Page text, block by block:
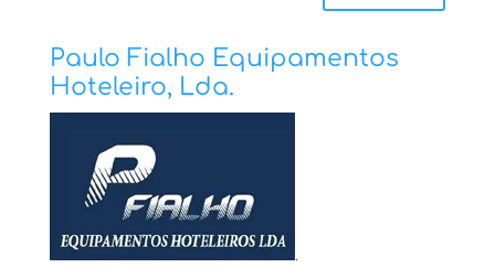
Paulo Fialho Equipamentos
Hoteleiro, Lda.
.